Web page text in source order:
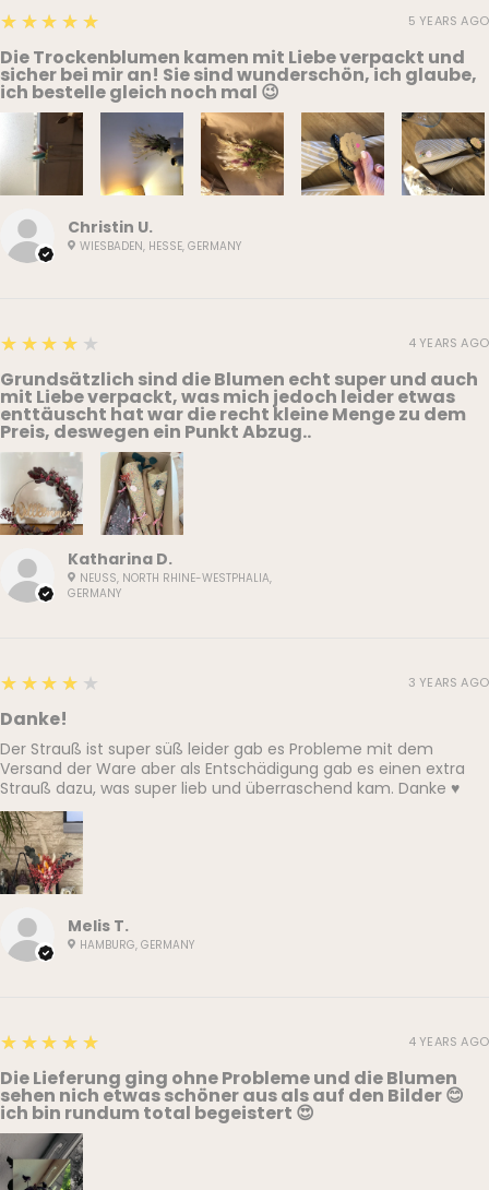
Christin U.
WIESBADEN, HESSE, GERMANY
5
★★★★★
Die Trockenblumen kamen mit Liebe verpackt und
sicher bei mir an! Sie sind wunderschön, ich glaube,
ich bestelle gleich noch mal 😉
5 YEARS AGO
Katharina D.
NEUSS, NORTH RHINE-WESTPHALIA,
GERMANY
4
★★★★★
Grundsätzlich sind die Blumen echt super und auch
mit Liebe verpackt, was mich jedoch leider etwas
enttäuscht hat war die recht kleine Menge zu dem
Preis, deswegen ein Punkt Abzug..
4 YEARS AGO
Melis T.
HAMBURG, GERMANY
4
★★★★★
Danke!
Der Strauß ist super süß leider gab es Probleme mit dem
Versand der Ware aber als Entschädigung gab es einen extra
Strauß dazu, was super lieb und überraschend kam. Danke ♥️
3 YEARS AGO
5
★★★★★
Die Lieferung ging ohne Probleme und die Blumen
sehen nich etwas schöner aus als auf den Bilder 😊
ich bin rundum total begeistert 😍
4 YEARS AGO